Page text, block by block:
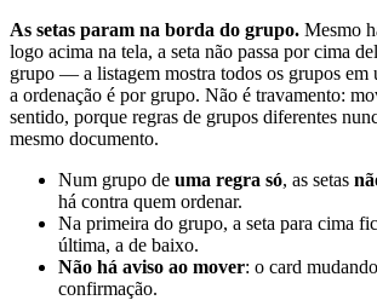
As setas param na borda do grupo. Mesmo
logo acima na tela, a seta não passa por cima
grupo — a listagem mostra todos os grupos em
a ordenação é por grupo. Não é travamento:
sentido, porque regras de grupos diferentes
mesmo documento.
Num grupo de uma regra só, as setas
há contra quem ordenar.
Na primeira do grupo, a seta para cima
última, a de baixo.
Não há aviso ao mover: o card
confirmação.